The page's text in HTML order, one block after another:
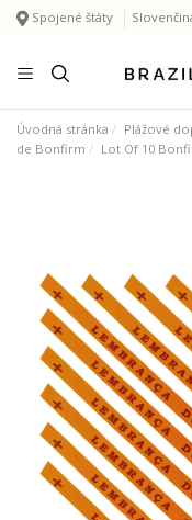
Spojené štáty
Úvodná stránka Plážové
de Bonfirm
Lot Of 10